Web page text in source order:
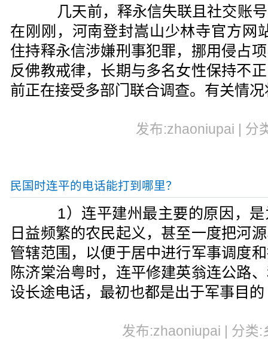
几天前，释永信失联且社交账号
在刚刚，河南登封嵩山少林寺官方网
住持释永信涉嫌刑事犯罪，挪用侵占
反佛教戒律，长期与多名女性保持不
前正在接受多部门联合调查。有关情
发布:zhaoniupai | 分
民国时连平的电话能打到哪里？
1）连平建州最主要的原因，是
日益频繁的农民起义，甚至一度把河
管辖范围，以便于居中进行军事调度
陈济棠治粤时，连平修建英翁连公路
设长途电话，最初也都是出于军事目的
发布:zhaoniupai | 分类